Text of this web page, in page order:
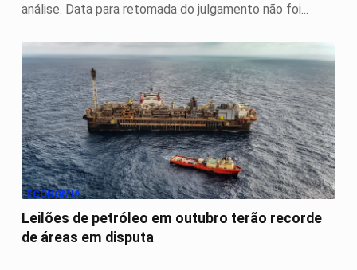
análise. Data para retomada do julgamento não foi...
ECONOMIA
Leilões de petróleo em outubro terão recorde
de áreas em disputa